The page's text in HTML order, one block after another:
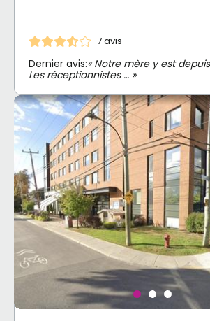
7 avis
Dernier avis:« Notre mère y est
Les réceptionnistes … »